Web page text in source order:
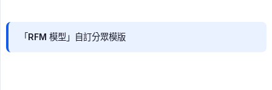
「RFM 模型」自訂分眾模版